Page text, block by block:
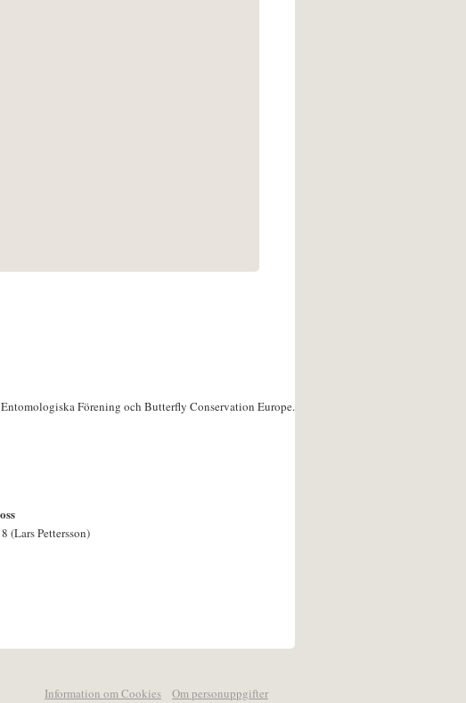
Förening och Butterfly Conservation Europe.
(Lars Pettersson)
Information om Cookies Om personuppgifter